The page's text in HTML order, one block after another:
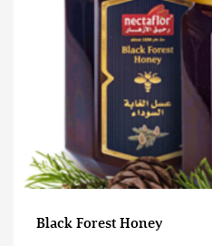
Black Forest Honey